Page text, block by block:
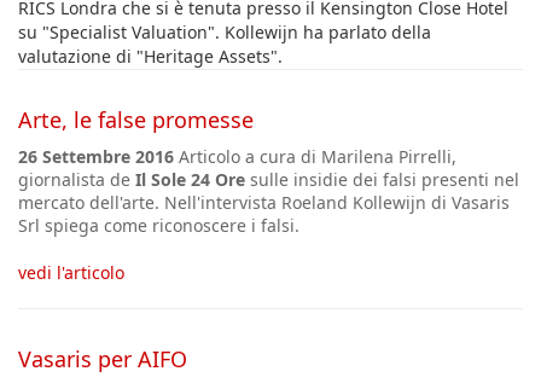
RICS Londra che si è tenuta presso il Kensington Close Hotel
su "Specialist Valuation". Kollewijn ha parlato della
valutazione di "Heritage Assets".
Arte, le false promesse
26 Settembre 2016 Articolo a cura di Marilena Pirrelli,
giornalista de Il Sole 24 Ore sulle insidie dei falsi presenti nel
mercato dell'arte. Nell'intervista Roeland Kollewijn di Vasaris
Srl spiega come riconoscere i falsi.
vedi l'articolo
Vasaris per AIFO